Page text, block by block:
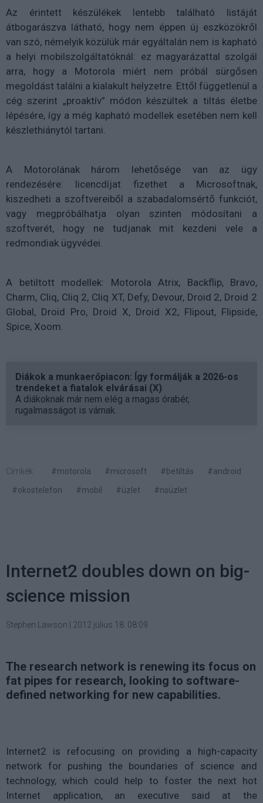
Az érintett készülékek lentebb található listáját
átbogarászva látható, hogy nem éppen új eszközökről
van szó, némelyik közülük már egyáltalán nem is kapható
a helyi mobilszolgáltatóknál: ez magyarázattal szolgál
arra, hogy a Motorola miért nem próbál sürgősen
megoldást találni a kialakult helyzetre. Ettől függetlenül a
cég szerint „proaktív” módon készültek a tiltás életbe
lépésére, így a még kapható modellek esetében nem kell
készlethiánytól tartani.
A Motorolának három lehetősége van az ügy
rendezésére: licencdíjat fizethet a Microsoftnak,
kiszedheti a szoftvereiből a szabadalomsértő funkciót,
vagy megpróbálhatja olyan szinten módosítani a
szoftverét, hogy ne tudjanak mit kezdeni vele a
redmondiak ügyvédei.
A betiltott modellek: Motorola Atrix, Backflip, Bravo,
Charm, Cliq, Cliq 2, Cliq XT, Defy, Devour, Droid 2, Droid 2
Global, Droid Pro, Droid X, Droid X2, Flipout, Flipside,
Spice, Xoom.
Diákok a munkaerőpiacon: Így formálják a 2026-os
trendeket a fiatalok elvárásai (X)
A diákoknak már nem elég a magas órabér,
rugalmasságot is várnak.
Címkék: #motorola #microsoft #betiltás
#android
#okostelefon
#mobil #üzlet #nsüzlet
Internet2 doubles down on big-
science mission
Stephen Lawson 2012 július 18. 08:09
The research network is renewing its focus on
fat pipes for research, looking to software-
defined networking for new capabilities.
Internet2 is refocusing on providing a high-capacity
network for pushing the boundaries of science and
technology, which could help to foster the next hot
Internet application, an executive said at the